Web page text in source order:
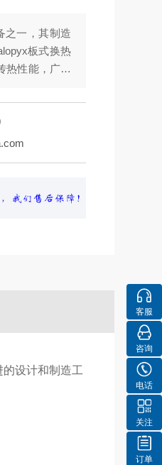
之一，其制造
板式换热
热性能，广泛
设计和制造工
客服
咨询
电话
关注
订单